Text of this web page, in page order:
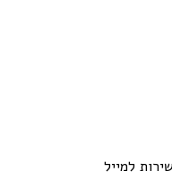
למייל